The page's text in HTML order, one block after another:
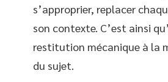
s’approprier, replacer
son contexte. C’est ainsi
restitution mécanique à la
du sujet.